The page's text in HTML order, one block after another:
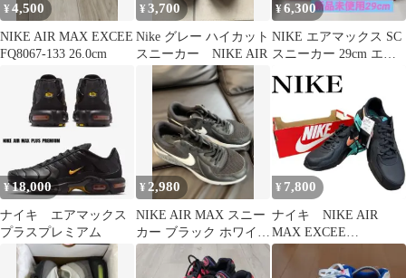
¥4,500
NIKE AIR MAX EXCEE
FQ8067-133 26.0cm
¥3,700
Nike グレー ハイカット
スニーカー NIKE AIR
¥6,300
NIKE エアマックス SC
スニーカー 29cm エア
¥18,000
ナイキ エアマックス
プラスプレミアム
¥ 2,980
NIKE AIR MAX スニー
カー ブラック ホワイ
ト 激安 stussy
¥ 7,800
ナイキ NIKE AIR
MAX EXCEE
LEATHER 27cm